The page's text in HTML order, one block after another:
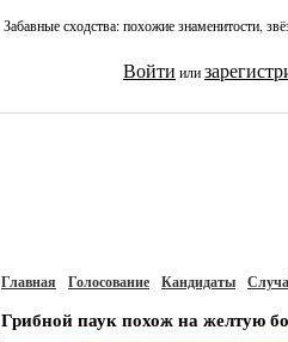
Забавные сходства: похожие знаменитости,
Войти или
Главная Голосование Кандидаты
Грибной паук похож на желтую